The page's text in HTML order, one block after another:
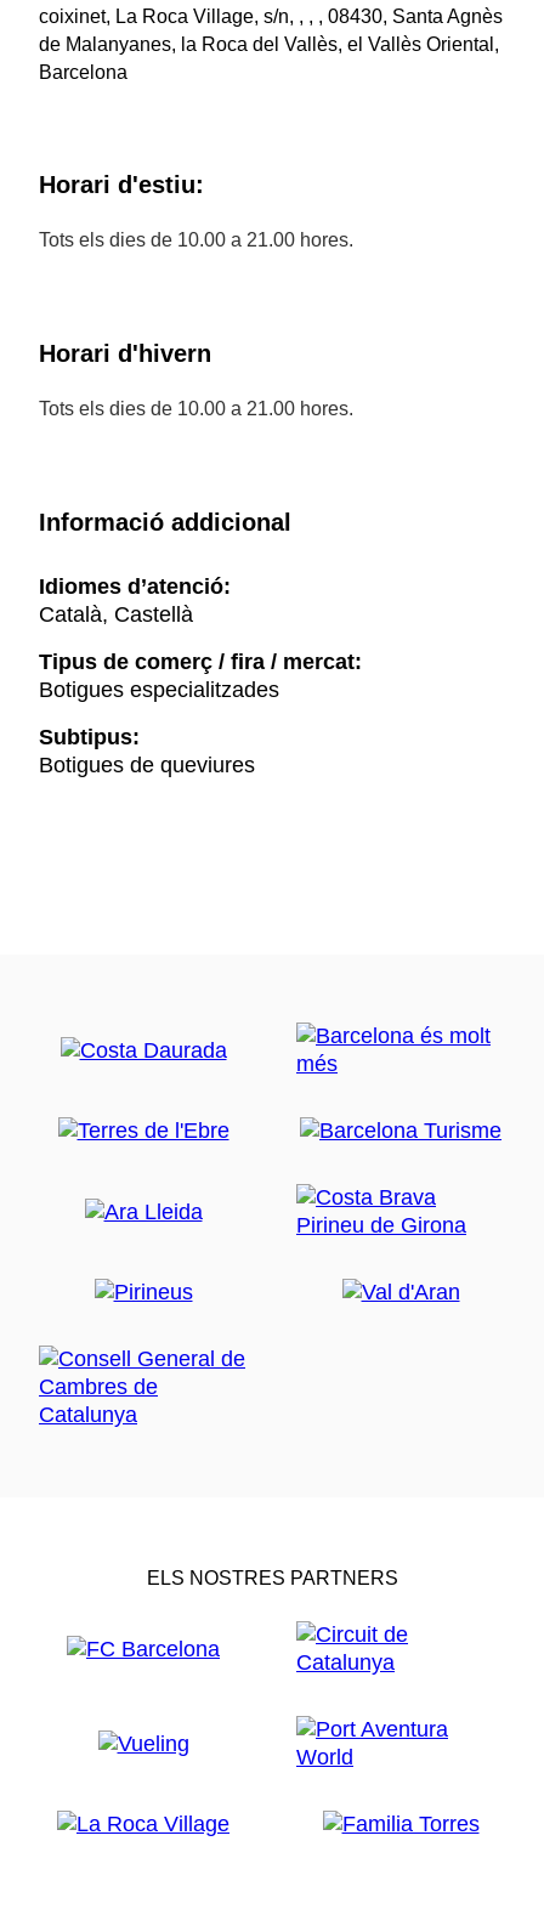
coixinet, La Roca Village, s/n, , , , 08430, Santa Agnès
de Malanyanes, la Roca del Vallès, el Vallès Oriental,
Barcelona
Horari d'estiu:
Tots els dies de 10.00 a 21.00 hores.
Horari d'hivern
Tots els dies de 10.00 a 21.00 hores.
Informació addicional
Idiomes d’atenció:
Català, Castellà
Tipus de comerç / fira / mercat:
Botigues especialitzades
Subtipus:
Botigues de queviures
ELS NOSTRES PARTNERS